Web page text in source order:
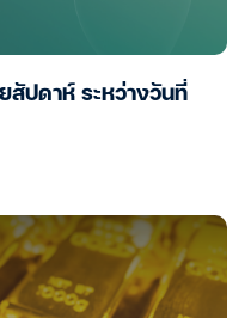
สัปดาห์ ระหว่างวันที่